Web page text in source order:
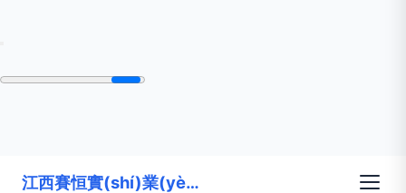
江西賽恒實(shí)業(yè)有限公司